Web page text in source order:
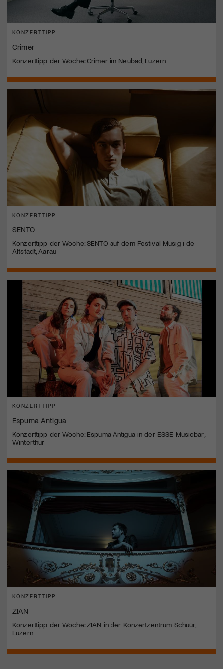
KONZERTTIPP
Crimer
Konzerttipp der Woche: Crimer im Neubad, Luzern
KONZERTTIPP
SENTO
Konzerttipp der Woche: SENTO auf dem Festival Musig i de
Altstadt, Aarau
KONZERTTIPP
Espuma Antigua
Konzerttipp der Woche: Espuma Antigua in der ESSE Musicbar,
Winterthur
KONZERTTIPP
ZIAN
Konzerttipp der Woche: ZIAN in der Konzertzentrum Schüür,
Luzern